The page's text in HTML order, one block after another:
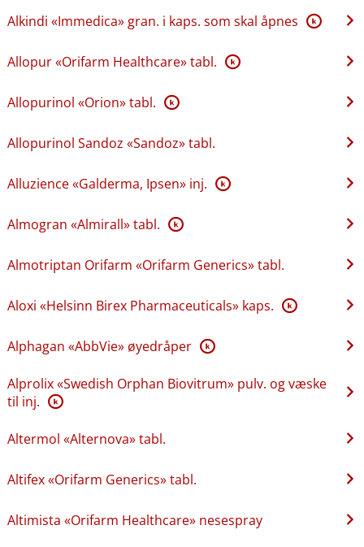
Alkindi «Immedica» gran. i kaps. som skal åpnes K
Allopur «Orifarm Healthcare» tabl. K
Allopurinol «Orion» tabl. K
Allopurinol Sandoz «Sandoz» tabl.
Alluzience «Galderma, Ipsen» inj. K
Almogran «Almirall» tabl. K
Almotriptan Orifarm «Orifarm Generics» tabl.
Aloxi «Helsinn Birex Pharmaceuticals» kaps. K
Alphagan «AbbVie» øyedråper K
Alprolix «Swedish Orphan Biovitrum» pulv. og væske
til inj. K
Altermol «Alternova» tabl.
Altifex «Orifarm Generics» tabl.
Altimista «Orifarm Healthcare» nesespray